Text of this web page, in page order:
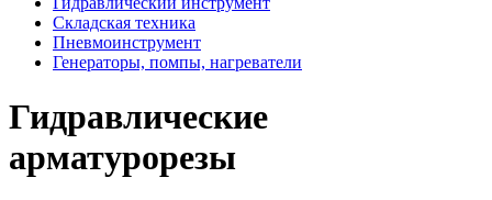
Складская техника
Пневмоинструмент
Генераторы, помпы, нагреватели
Гидравлические
арматурорезы